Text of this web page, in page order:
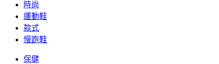
時尚
運動鞋
款式
慢跑鞋
保健